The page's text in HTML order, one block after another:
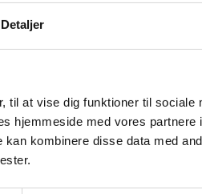
Detaljer
til at vise dig funktioner til sociale
hjemmeside med vores partnere
kombinere disse data med